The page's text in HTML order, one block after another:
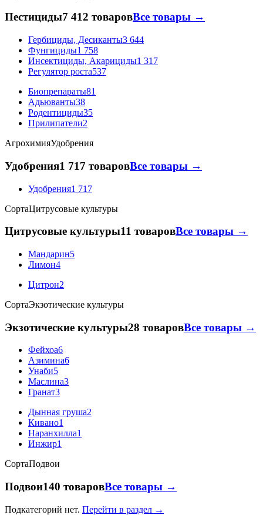
Пестициды7 412 товаровВсе товары →
Гербициды, Десиканты3 644
Фунгициды1 758
Инсектициды, Акарициды1 317
Регулятор роста537
Биопрепараты81
Адьюванты38
Родентициды35
Прилипатели2
АгрохимияУдобрения
Удобрения1 717 товаровВсе товары →
Удобрения1 717
СортаЦитрусовые культуры
Цитрусовые культуры11 товаровВсе товары →
Мандарин5
Лимон4
Цитрон2
СортаЭкзотические культуры
Экзотические культуры28 товаровВсе товары →
Фейхоа6
Азимина6
Унаби5
Маслина3
Гранат3
Дынная груша2
Кивано1
Наранхилла1
Инжир1
СортаПодвои
Подвои140 товаровВсе товары →
Подкатегорий нет. Перейти в раздел →